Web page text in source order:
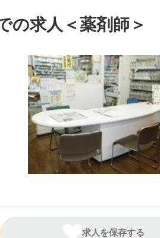
の求人＜薬剤師＞
求人を保存する